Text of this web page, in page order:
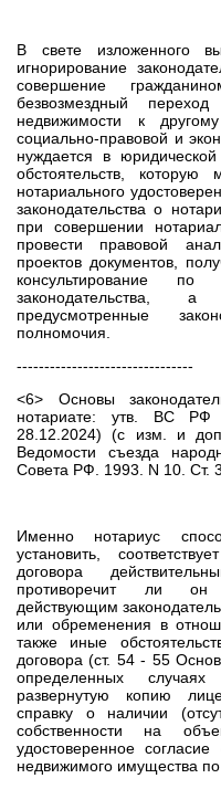
В свете изложенного
игнорирование
совершение
безвозмездный
недвижимости к
социально-правовой и
нуждается в
обстоятельств,
нотариального
законодательства о
при совершении
провести правовой
проектов документов,
консультирование
законодательства,
предусмотренные
полномочия.
--------------------------------
<6> Основы
нотариате: утв. ВС
28.12.2024) (с изм. и
Ведомости съезда
Совета РФ. 1993. N 10. Ст.
Именно нотариус
установить,
договора
противоречит ли он
действующим
или обременения в
также иные
договора (ст. 54 - 55
определенных
развернутую копию
справку о наличии
собственности на
удостоверенное
недвижимого имущества по